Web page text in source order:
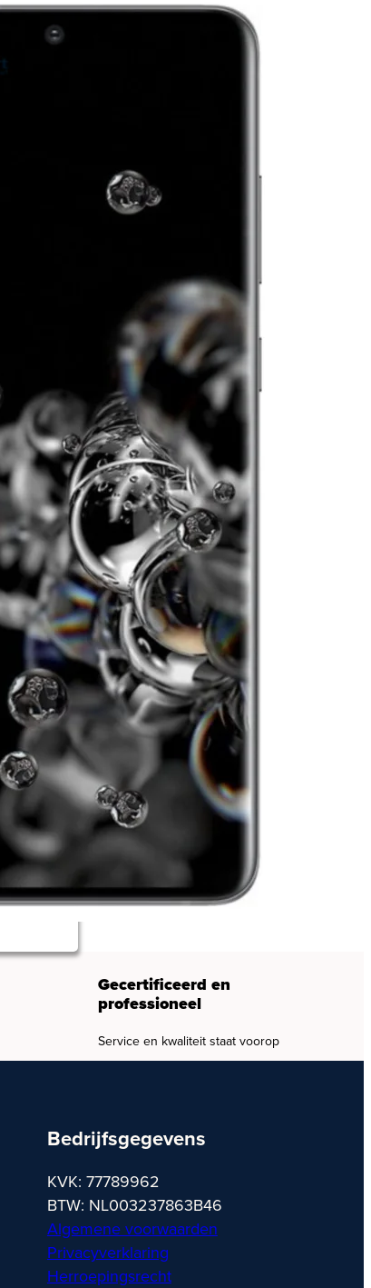
Gecertificeerd en
professioneel
Service en kwaliteit staat voorop
Bedrijfsgegevens
KVK: 77789962
BTW: NL003237863B46
Algemene voorwaarden
Privacyverklaring
Herroepingsrecht